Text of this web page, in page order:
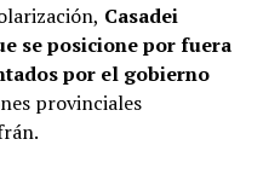
Casadei
se posicione por fuera
por el gobierno
provinciales